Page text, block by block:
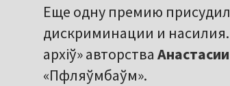
Еще одну премию
дискриминации и насилия.
архіў» авторства
«Пфляўмбаўм».